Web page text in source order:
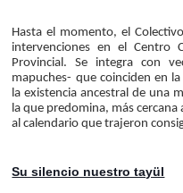
Hasta el momento, el
intervenciones en el Centro
Provincial. Se integra con
mapuches- que coinciden en
la existencia ancestral de una
la que predomina, más
al calendario que trajeron
Su silencio nuestro tayül